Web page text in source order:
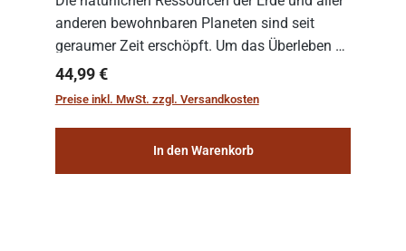
anderen bewohnbaren Planeten sind seit
geraumer Zeit erschöpft. Um das Überleben zu
sichern, wurden die sogenannten
„Weltenschiffe“ gebaut. Auf diesen
Regulärer Preis:
44,99 €
Preise inkl. MwSt. zzgl. Versandkosten
In den Warenkorb